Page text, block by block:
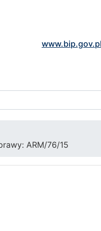
www.bip.gov.pl
ARM/76/15